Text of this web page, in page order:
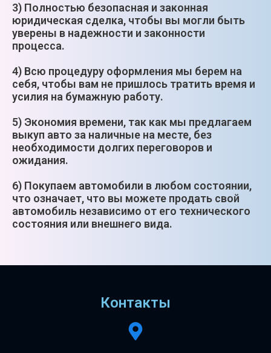
3) Полностью безопасная и законная
юридическая сделка, чтобы вы могли быть
уверены в надежности и законности
процесса.
4) Всю процедуру оформления мы берем на
себя, чтобы вам не пришлось тратить время и
усилия на бумажную работу.
5) Экономия времени, так как мы предлагаем
выкуп авто за наличные на месте, без
необходимости долгих переговоров и
ожидания.
6) Покупаем автомобили в любом состоянии,
что означает, что вы можете продать свой
автомобиль независимо от его технического
состояния или внешнего вида.
Контакты